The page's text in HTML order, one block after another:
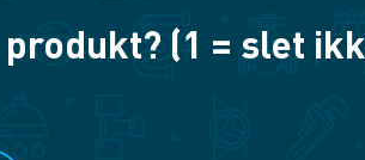
(1 = slet